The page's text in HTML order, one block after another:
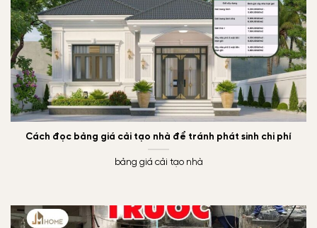
Cách đọc bảng giá cải tạo nhà để tránh phát sinh chi phí
bảng giá cải tạo nhà